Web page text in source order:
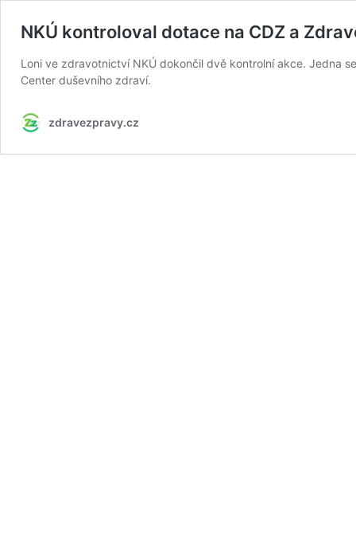
NKÚ kontroloval dotace na CDZ a
Loni ve zdravotnictví NKÚ dokončil dvě kontrolní akce. Jedna
Center duševního zdraví.
zdravezpravy.cz